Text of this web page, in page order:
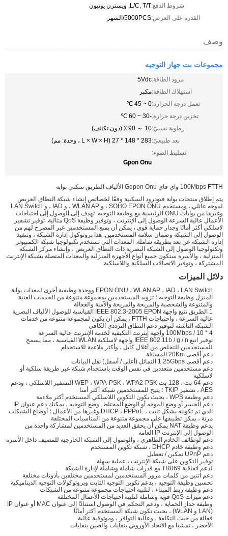
شروط الدفع:L/C, T/T, ويسترن يونيون
القدرة على العرض:5000PCS/الشهر
وصف
مجموعات بت جهاز التوجيه
مزود الطاقة:5Vdc
استهلاك الطاقة:مكبر
تعمل درجة الحرارة:0 ~ 45 ℃
تخزين درجة حرارة:-30 ~ 60 ℃
رطوبة نسبيّ:10 ～ 90 ٪ (دون تكاثف)
بعد طبيعيّ:283 * 148 * 27 (L × W × H ، وحدة: مم)
تسليط الضوء:
Gpon Onu
100Mbps FTTH واي فاي Gepon Onu الألياف الطريق سكني بوابة
يتم إطلاق منتجات بوابة فيودرود السكنية وفقًا لخصائص إنشاء شبكة النطاق العريض
لموجه عائلي ، ومستخدم SOHO EPON ONU ، و WLAN AP ، و IAD ، و LAN Switch
وغيرها من بوابات ONU الرئيسية مع وظيفة التوجيه. تهدف إلى الوصول إلى احتياجات
الأعمال عالية السرعة الوصول إلى الإنترنت ، وتوفير وظيفة QoS مثالية. توفير تشفير
لاسلكي أكثر أمانًا وجدار حماية قوي ، يمكن أن يمنع المستخدمين غير المصرح لهم من
الوصول إلى الشبكة وضمان سلامة المستخدمين. هذا بروتوكول إدارة الشبكة ، وتنفيذ
إدارة الشبكة عن بعد بطريقة شاملة. المعدات التي تستخدم تكنولوجيا شبكة الكمبيوتر
وتكنولوجيا الوصول إلى الشبكة البصرية ذات النطاق العريض ، وإنشاء مركز الشبكة
المنزلية ، والأسرة ستكون جميع أنواع الأجهزة المنزلية والمعدات المتصلة بشبكة الإنترنت
المشتركة ، وتوفير الاتصالات السلكية واللاسلكية.
دلائل الميزات
EPON ONU ، WLAN AP ، IAD ، LAN Switch ووحدة وظيفية أخرى لمعدات بوابة
المنزل وظيفة التوجيه ؛ تزويد المستخدمين بمجموعة متنوعة من الخدمات الغنية
والمتنوعة والشخصية والمريحة والمريحة والآمنة والفعالة
1 الطريق تتبع واجهة IEEE 802.3-2005 EPON القياسية للوصول الألياف البصرية
عالية السرعة ، واحتياجات FTTH ، يمكن أن يكون لمجموعة متنوعة من خدمات
الشبكة الناشئة لتوفير دعم النطاق الترددي الكافي
4 * 10 / 100Mbps واجهة إيثرنت التكيفية لخدمة الإنترنت عالية السرعة
توفير اتبع IEEE 802.11b / g / n واجهة لاسلكية WLAN القياسية ، مما يسمح
للمستخدمين للتخلص من أغلال كابل ، وأكثر ملاءمة للاستخدام
دعم أقصى 20Km المسافة
دعم أقصى 1.25Gbps التماثل (أعلى / أسفل) نقل البيانات
دعم مستخدمين متعددين في نفس الوقت باستخدام شبكة عبر طريقة سلكية أو
لاسلكية
دعم 64-بت ، 128-بت WEP ، WPA-PSK ، WPA2-PSK التشفير اللاسلكي ، ودعم
AES ، تشفير TKIP ؛ يتيح للمستخدمين شبكة أكثر أمنا
دعم وظيفة WPS ، بحيث يكون التكوين اللاسلكي المستخدم أكثر ملاءمة
دعم الجسر أو وضع الموجه أو الوضع المختلط. وضع التوجيه ، يمكنك دعم عنوان IP
الذي تم تكوينه بشكل ثابت ، DHCP ، PPPoE وغيرها من الأعمال ؛ أوضاع الشبكات
مرنة ، يمكن تطبيقها على مجموعة متنوعة من المناسبات المختلفة
يدعم وظيفة NAT يمكن أن يحقق العديد من المستخدمين لمشاركة واحدة من
الوصول إلى الإنترنت IP العامة
دعم لوظائف الخادم الظاهري ، والوصول إلى الشبكة الخارجية للمضيف داخل الأسرة
دعم وظيفة خادم DHCP ، شبكة تكوين المستخدم
دعم UPnP تمكين / تعطيل
توفير التكوين على شبكة الإنترنت ، عملية سهلة
لدعم اتفاقية TR069 مع قدرات شاملة وشاملة لإدارة الشبكة
دعم اثنين من كلمات مرور المستخدمين لمستخدمين مختلفين بأذونات مختلفة
تحسين وظيفة التوجيه ، يدعم تكوين التوجيه الثابت وبروتوكولات التوجيه الديناميكية
دعم وظيفة ربط الميناء ، لتلبية احتياجات مجموعة متنوعة من الشبكات
دعم ميزات QoS قوية وشاملة لتلبية احتياجات الأعمال المختلفة
وظيفة جدار الحماية ، ودعم التحكم في الوصول استنادًا إلى عنوان MAC أو عنوان IP
(LAN و WLAN) ، بحيث تكون شبكة المستخدم أكثر أمانًا
فعالة من حيث التكلفة ، وعالية التوافر ، وموثوقية عالية
الأخضر ، تمشيا مع الاتحاد الأوروبي بنفايات والصين بنفايات